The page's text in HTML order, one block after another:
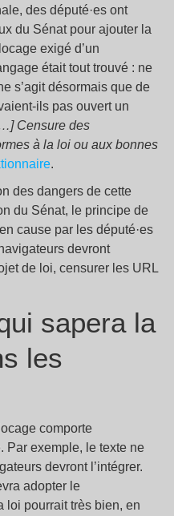
des député·es ont
du Sénat pour ajouter la
exigé d’un
était tout trouvé : ne
s’agit désormais que de
ils pas ouvert un
Censure des
à la loi ou aux bonnes
.
des dangers de cette
du Sénat, le principe de
cause par les député·es
devront
de loi, censurer les URL
sapera la
les
comporte
Par exemple, le texte ne
devront l’intégrer.
adopter le
loi pourrait très bien, en